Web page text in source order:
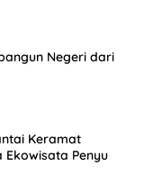
Negeri dari
Keramat
Ekowisata Penyu